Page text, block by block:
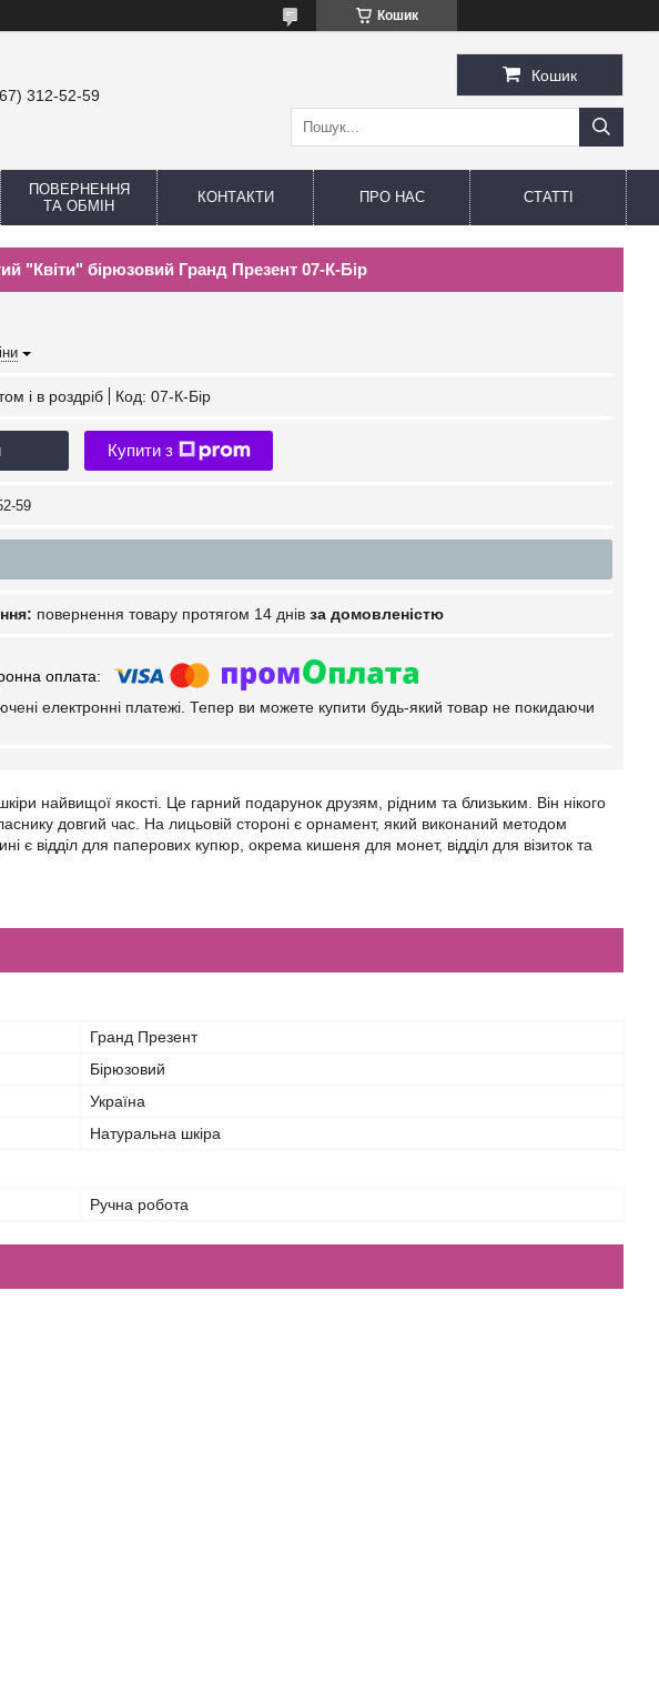
Кошик
312-52-59
Кошик
ПОВЕРНЕННЯ
ТА ОБМІН
КОНТАКТИ ПРО НАС СТАТТІ
"Квіти" бірюзовий Гранд Презент 07-К-Бір
і в роздріб Код: 07-К-Бір
Купити з
59
повернення товару протягом 14 днів за домовленістю
електронні платежі. Тепер ви можете купити будь-який товар не покидаючи
найвищої якості. Це гарний подарунок друзям, рідним та близьким. Він нікого
довгий час. На лицьовій стороні є орнамент, який виконаний методом
є відділ для паперових купюр, окрема кишеня для монет, відділ для візиток та
Гранд Презент
Бірюзовий
Україна
Натуральна шкіра
Ручна робота